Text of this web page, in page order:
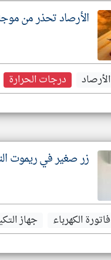
الأرصاد تحذر من موجة حارة
الأرصاد درجات الحرارة
زر صغير في ريموت
فاتورة الكهرباء جهاز